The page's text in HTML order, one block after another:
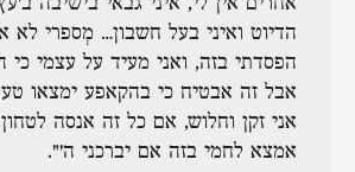
אחרים אין לי, איני גבאי בישיבה
הדיוט ואיני בעל חשבון… מְספרי לא
הפסדתי בזה, ואני מעיד על עצמי כי
אבל זה אבטיח כי בהקאפע ימצאו
אני זקן וחלוש, אם כל זה אנסה
אמצא לחמי בזה אם יברכני ה'".